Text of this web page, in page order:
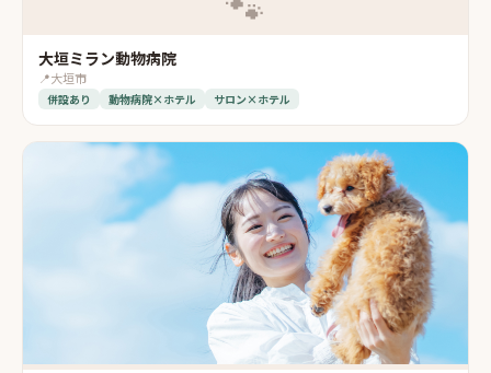
大垣ミラン動物病院
📍大垣市
併設あり 動物病院×ホテル サロン×ホテル